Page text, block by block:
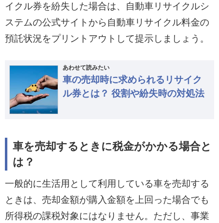
イクル券を紛失した場合は、自動車リサイクルシ
ステムの公式サイトから自動車リサイクル料金の
預託状況をプリントアウトして提示しましょう。
あわせて読みたい
車の売却時に求められるリサイク
ル券とは？ 役割や紛失時の対処法
車を売却するときに税金がかかる場合と
は？
一般的に生活用として利用している車を売却する
ときは、売却金額が購入金額を上回った場合でも
所得税の課税対象にはなりません。ただし、事業